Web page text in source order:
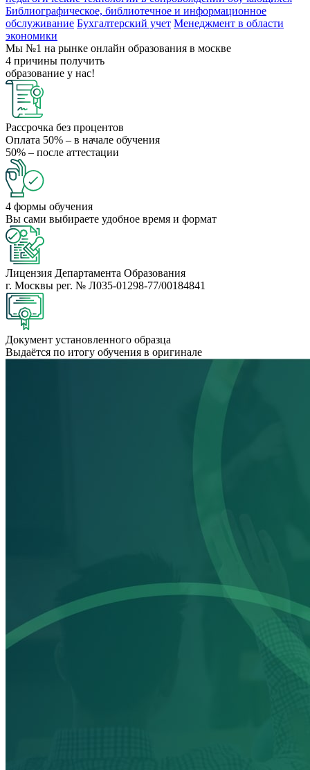
Библиографическое, библиотечное и информационное
обслуживание Бухгалтерский учет Менеджмент в области
экономики
Мы №1 на рынке онлайн образования в москве
4 причины получить
образование у нас!
Рассрочка без процентов
Оплата 50% – в начале обучения
50% – после аттестации
4 формы обучения
Вы сами выбираете удобное время и формат
Лицензия Департамента Образования
г. Москвы рег. № Л035-01298-77/00184841
Документ установленного образца
Выдаётся по итогу обучения в оригинале